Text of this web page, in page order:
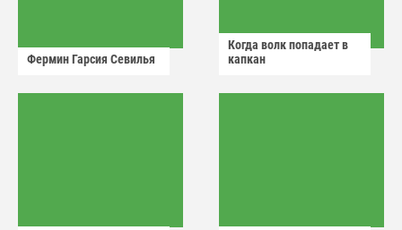
Фермин Гарсия Севилья
Когда волк попадает в
капкан